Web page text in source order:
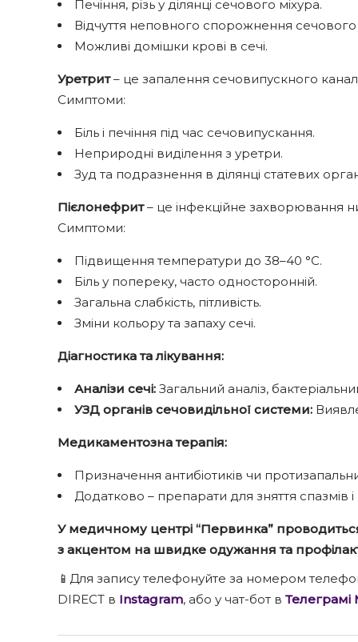
Печіння, різь у ділянці сечового міхура.
Відчуття неповного спорожнення сечового
Можливі домішки крові в сечі.
Уретрит– це запалення сечовипускного
Симптоми:
Біль і печіння під час сечовипускання.
Неприродні виділення з уретри.
Зуд та подразнення в ділянці статевих
Пієлонефрит– це інфекційне захворювання
Симптоми:
Підвищення температури до 38–40 °С.
Біль у попереку, часто односторонній.
Загальна слабкість, пітливість.
Зміни кольору та запаху сечі.
Діагностика та лікування:
Аналізи сечі: Загальний аналіз,
УЗД органів сечовидільної системи:
Медикаментозна терапія:
Призначення антибіотиків чи
Додатково – препарати для зняття спазмів
У медичному центрі “Первинка”
з акцентом на швидке одужання та
📱Для запису телефонуйте за номером
DIRECT в Instagram, або у чат-бот в